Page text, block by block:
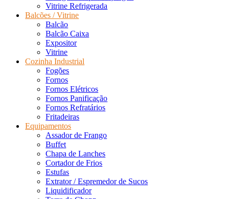
Vitrine Refrigerada
Balcões / Vitrine
Balcão
Balcão Caixa
Expositor
Vitrine
Cozinha Industrial
Fogões
Fornos
Fornos Elétricos
Fornos Panificação
Fornos Refratários
Fritadeiras
Equipamentos
Assador de Frango
Buffet
Chapa de Lanches
Cortador de Frios
Estufas
Extrator / Espremedor de Sucos
Liquidificador